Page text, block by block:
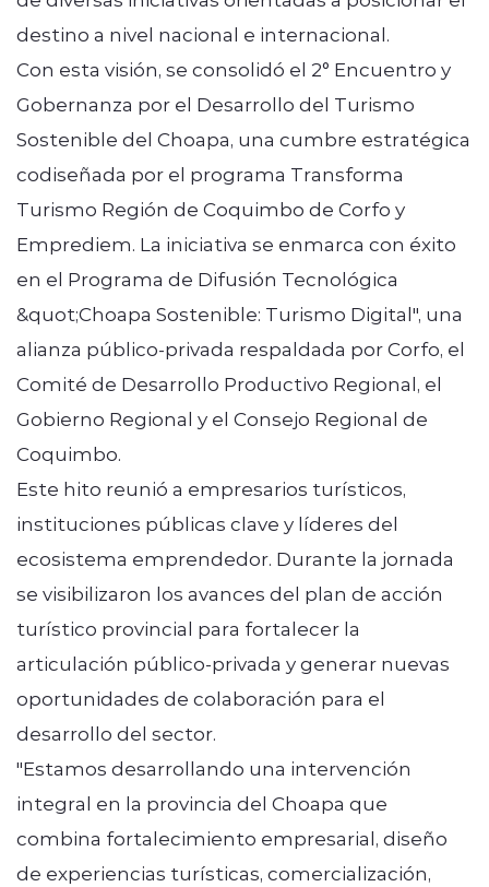
destino a nivel nacional e internacional.
Con esta visión, se consolidó el 2° Encuentro y
Gobernanza por el Desarrollo del Turismo
Sostenible del Choapa, una cumbre estratégica
codiseñada por el programa Transforma
Turismo Región de Coquimbo de Corfo y
Emprediem. La iniciativa se enmarca con éxito
en el Programa de Difusión Tecnológica
&quot;Choapa Sostenible: Turismo Digital", una
alianza público-privada respaldada por Corfo, el
Comité de Desarrollo Productivo Regional, el
Gobierno Regional y el Consejo Regional de
Coquimbo.
Este hito reunió a empresarios turísticos,
instituciones públicas clave y líderes del
ecosistema emprendedor. Durante la jornada
se visibilizaron los avances del plan de acción
turístico provincial para fortalecer la
articulación público-privada y generar nuevas
oportunidades de colaboración para el
desarrollo del sector.
"Estamos desarrollando una intervención
integral en la provincia del Choapa que
combina fortalecimiento empresarial, diseño
de experiencias turísticas, comercialización,